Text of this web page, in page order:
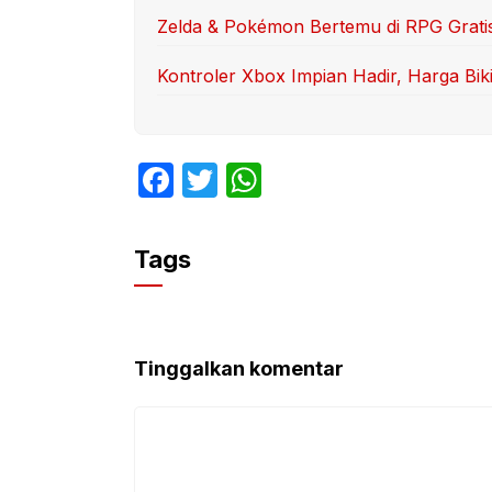
Zelda & Pokémon Bertemu di RPG
Kontroler Xbox Impian Hadir, Harga
F
c
e
o
o
T
p
p
Tags
Tinggalkan komentar